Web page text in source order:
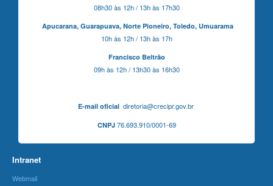
08h30 às 12h / 13h às 17h30
Apucarana, Guarapuava, Norte Pioneiro, Toledo, Umuarama
10h às 12h / 13h às 17h
Francisco Beltrão
09h às 12h / 13h30 às 16h30
E-mail oficialdiretoria@crecipr.gov.br
CNPJ76.693.910/0001-69
Intranet
Webmail